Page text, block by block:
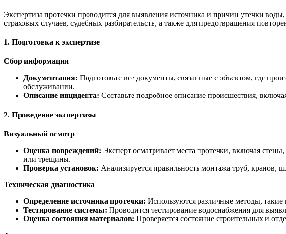
Экспертиза протечки проводится для выявления источника и причин утечки
страховых случаев, судебных разбирательств, а также для предотвращения
1. Подготовка к экспертизе
Сбор информации
Документация: Подготовьте все документы, связанные с объектом, где
обслуживании.
Описание инцидента: Составьте подробное описание происшествия,
2. Проведение экспертизы
Визуальный осмотр
Оценка повреждений: Эксперт осматривает места протечки, включая
или трещины.
Проверка установок: Анализируется правильность монтажа труб, кранов,
Техническая диагностика
Определение источника протечки: Используются различные методы, такие
Тестирование системы: Проводится тестирование водоснабжения для
Оценка состояния материалов: Проверяется состояние строительных и